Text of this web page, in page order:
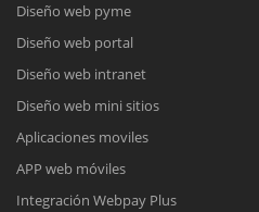
Diseño web pyme
Diseño web portal
Diseño web intranet
Diseño web mini sitios
Aplicaciones moviles
APP web móviles
Integración Webpay Plus